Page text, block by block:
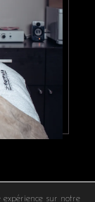
sur notre